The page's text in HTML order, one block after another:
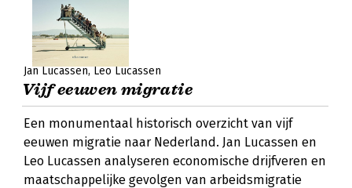
Jan Lucassen Leo Lucassen
Vijf eeuwen migratie
Een monumentaal historisch overzicht van vijf
eeuwen migratie naar Nederland. Jan Lucassen en
Leo Lucassen analyseren economische drijfveren en
maatschappelijke gevolgen van arbeidsmigratie